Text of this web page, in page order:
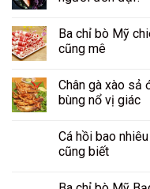
Ba chỉ bò Mỹ
cũng mê
Chân gà xào sả
bùng nổ vị giác
Cá hồi bao
cũng biết